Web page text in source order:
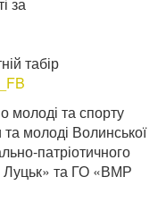
табір
молоді та спорту
та молоді Волинської
патріотичного
Луцьк» та ГО «ВМР